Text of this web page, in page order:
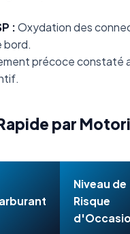
:Oxydation des
bord.
précoce constaté
par
Niveau de
Risque